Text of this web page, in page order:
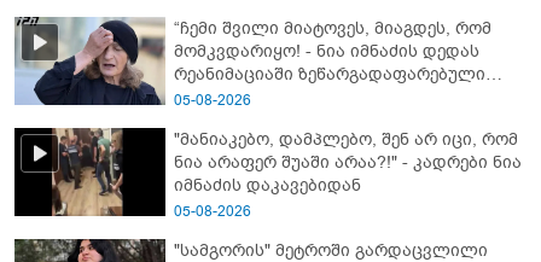
“ჩემი შვილი მიატოვეს, მიაგდეს, რომ
მომკვდარიყო! - ნია იმნაძის დედას
რეანიმაციაში ზეწარგადაფარებული
შვილი არ უნახავს” - გიგა ავალიანის
05-08-2026
"მანიაკებო, დამპლებო, შენ არ იცი, რომ
ნია არაფერ შუაში არაა?!" - კადრები ნია
იმნაძის დაკავებიდან
05-08-2026
"სამგორის" მეტროში გარდაცვლილი